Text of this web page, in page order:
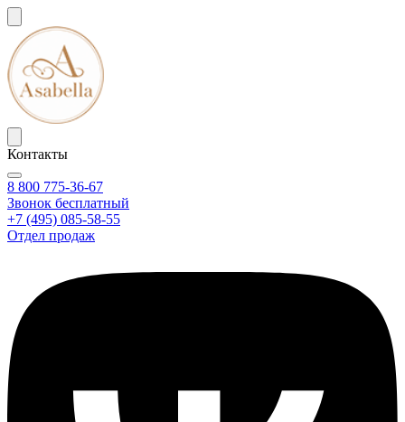
Контакты
8 800 775-36-67
Звонок бесплатный
+7 (495) 085-58-55
Отдел продаж